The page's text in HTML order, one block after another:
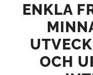
ENKLA
OCH